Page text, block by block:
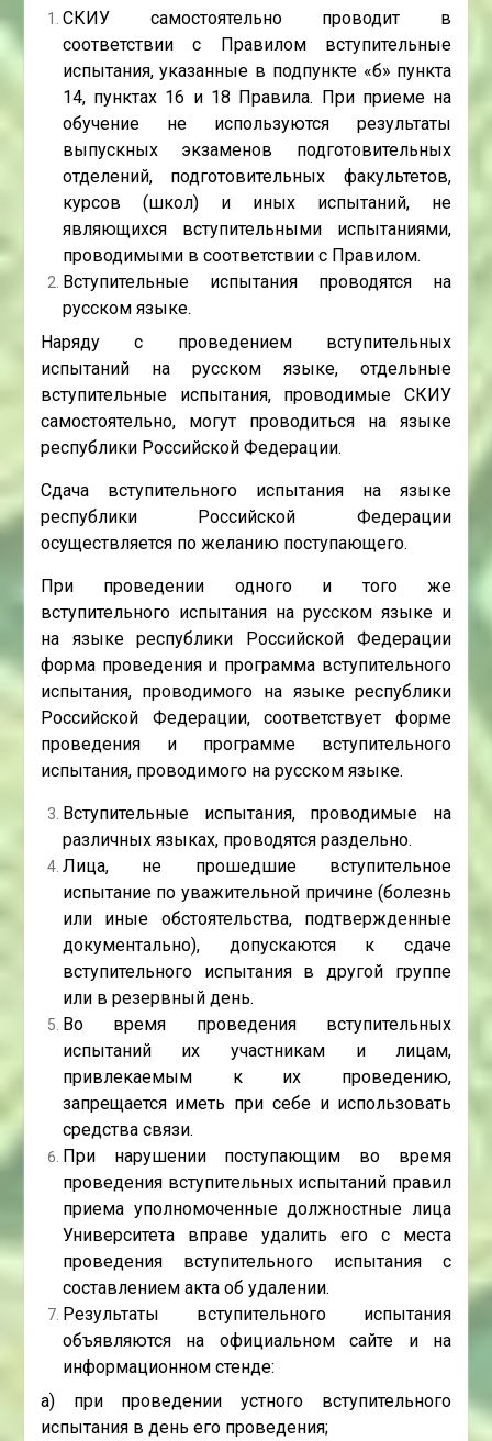
СКИУ самостоятельно проводит в
соответствии с Правилом вступительные
испытания, указанные в подпункте «б» пункта
14, пунктах 16 и 18 Правила. При приеме на
обучение не используются результаты
выпускных экзаменов подготовительных
отделений, подготовительных факультетов,
курсов (школ) и иных испытаний, не
являющихся вступительными испытаниями,
проводимыми в соответствии с Правилом.
Вступительные испытания проводятся на
русском языке.
Наряду с проведением вступительных
испытаний на русском языке, отдельные
вступительные испытания, проводимые СКИУ
самостоятельно, могут проводиться на языке
республики Российской Федерации.
Сдача вступительного испытания на языке
республики Российской Федерации
осуществляется по желанию поступающего.
При проведении одного и того же
вступительного испытания на русском языке и
на языке республики Российской Федерации
форма проведения и программа вступительного
испытания, проводимого на языке республики
Российской Федерации, соответствует форме
проведения и программе вступительного
испытания, проводимого на русском языке.
Вступительные испытания, проводимые на
различных языках, проводятся раздельно.
Лица, не прошедшие вступительное
испытание по уважительной причине (болезнь
или иные обстоятельства, подтвержденные
документально), допускаются к сдаче
вступительного испытания в другой группе
или в резервный день.
Во время проведения вступительных
испытаний их участникам и лицам,
привлекаемым к их проведению,
запрещается иметь при себе и использовать
средства связи.
При нарушении поступающим во время
проведения вступительных испытаний правил
приема уполномоченные должностные лица
Университета вправе удалить его с места
проведения вступительного испытания с
составлением акта об удалении.
Результаты вступительного испытания
объявляются на официальном сайте и на
информационном стенде:
а) при проведении устного вступительного
испытания в день его проведения;